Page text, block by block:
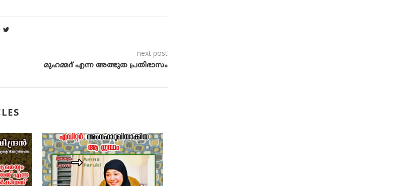
next post
മുഹമ്മദ് എന്ന അത്ഭുത പ്രതിഭാസം